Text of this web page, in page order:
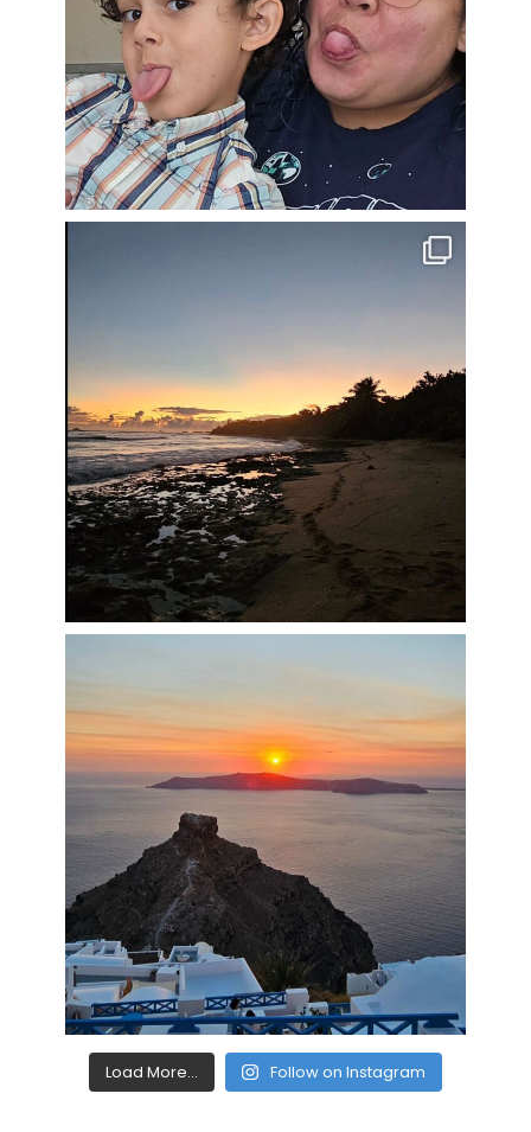
Load More... Follow on Instagram